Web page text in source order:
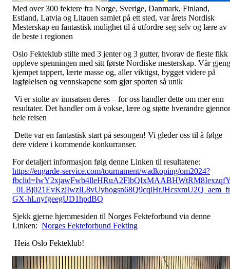
Med over 300 fektere fra Norge, Sverige, Danmark, Finland,
Estland, Latvia og Litauen samlet på ett sted, var årets Nordisk
Mesterskap en fantastisk mulighet til å utfordre seg selv og lære av
de beste i regionen
Oslo Fekteklub stilte med 3 jenter og 3 gutter, hvorav de fleste fikk
oppleve spenningen med sitt første Nordiske mesterskap. Vår gjeng
kjempet tappert, lærte masse og, aller viktigst, bygget videre på
lagfølelsen og vennskapene som gjør sporten så unik
Vi er stolte av innsatsen deres – for oss handler dette om mer enn
resultater. Det handler om å vokse, lære og støtte hverandre
hele reisen
Dette var en fantastisk start på sesongen! Vi gleder oss til å følge
dere videre i kommende konkurranser.
For detaljert informasjon følg denne Linken til resultatene:
https://engarde-service.com/tournament/wadkoping/om2024?
GX-hLnyfgeegUD1hpdBQ
Sjekk gjerne hjemmesiden til Norges Fekteforbund via denne
Linken: Norges Fekteforbund Fekting
Heia Oslo Fekteklub!